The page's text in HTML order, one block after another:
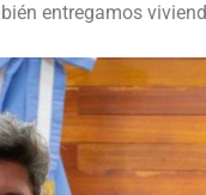
entregamos